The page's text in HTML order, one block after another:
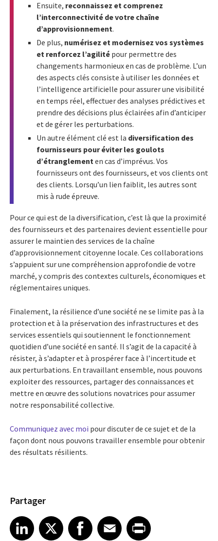
Ensuite, reconnaissez et comprenez
l’interconnectivité de votre chaîne
d’approvisionnement.
De plus, numérisez et modernisez vos systèmes
et renforcez l’agilité pour permettre des
changements harmonieux en cas de problème. L’un
des aspects clés consiste à utiliser les données et
l’intelligence artificielle pour assurer une visibilité
en temps réel, effectuer des analyses prédictives et
prendre des décisions plus éclairées afin d’anticiper
et de gérer les perturbations.
Un autre élément clé est la diversification des
fournisseurs pour éviter les goulots
d’étranglementen cas d’imprévus. Vos
fournisseurs ont des fournisseurs, et vos clients ont
des clients. Lorsqu’un lien faiblit, les autres sont
mis à rude épreuve.
Pour ce qui est de la diversification, c’est là que la proximité
des fournisseurs et des partenaires devient essentielle pour
assurer le maintien des services de la chaîne
d’approvisionnement citoyenne locale. Ces collaborations
s’appuient sur une compréhension approfondie de votre
marché, y compris des contextes culturels, économiques et
réglementaires uniques.
Finalement, la résilience d’une société ne se limite pas à la
protection et à la préservation des infrastructures et des
services essentiels qui soutiennent le fonctionnement
quotidien d’une société en santé. Il s’agit de la capacité à
résister, à s’adapter et à prospérer face à l’incertitude et
aux perturbations. En travaillant ensemble, nous pouvons
exploiter des ressources, partager des connaissances et
mettre en œuvre des solutions novatrices pour assumer
notre responsabilité collective.
Communiquez avec moi pour discuter de ce sujet et de la
façon dont nous pouvons travailler ensemble pour obtenir
des résultats résilients.
Partager
Share article on LinkedIn
LinkedIn
Share article on XShare article on Facebook
Facebook
Share article on Email
EmailShare article on Print